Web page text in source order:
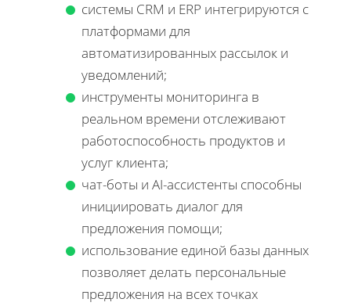
системы CRM и ERP интегрируются с
платформами для
автоматизированных рассылок и
уведомлений;
инструменты мониторинга в
реальном времени отслеживают
работоспособность продуктов и
услуг клиента;
чат-боты и AI-ассистенты способны
инициировать диалог для
предложения помощи;
использование единой базы данных
позволяет делать персональные
предложения на всех точках